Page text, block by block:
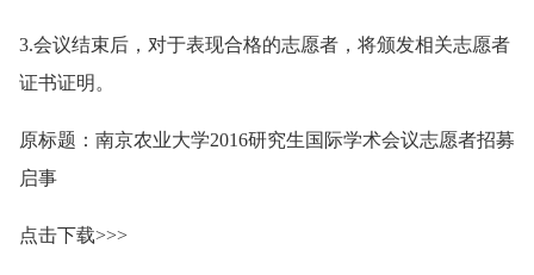
3.会议结束后，对于表现合格的志愿者，将颁发相关志愿者
证书证明。
原标题：南京农业大学2016研究生国际学术会议志愿者招募
启事
点击下载>>>